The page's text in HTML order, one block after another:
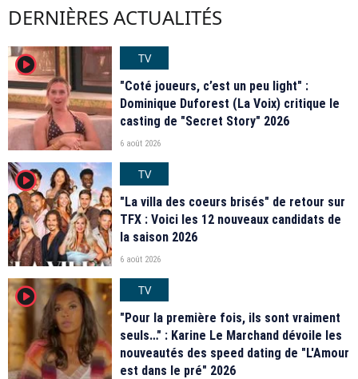
DERNIÈRES ACTUALITÉS
player2
TV
"Coté joueurs, c’est un peu light" :
Dominique Duforest (La Voix) critique le
casting de "Secret Story" 2026
6 août 2026
player2
TV
"La villa des coeurs brisés" de retour sur
TFX : Voici les 12 nouveaux candidats de
la saison 2026
6 août 2026
player2
TV
"Pour la première fois, ils sont vraiment
seuls…" : Karine Le Marchand dévoile les
nouveautés des speed dating de "L'Amour
est dans le pré" 2026